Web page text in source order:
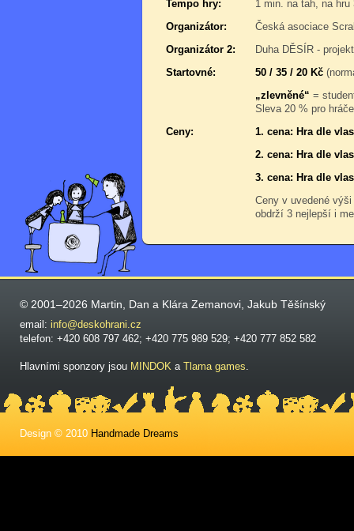
Tempo hry:
1 min. na tah, na
Organizátor:
Česká asociace
Organizátor 2:
Duha DĚSÍR -
Startovné:
50 / 35 / 20 Kč
„zlevněné“ =
Sleva 20 % pro
Ceny:
1. cena: Hra dle
2. cena: Hra dle
3. cena: Hra dle
Ceny v uvedené
obdrží 3 nejlepší i
© 2001–2026 Martin, Dan a Klára Zemanovi, Jakub Těšínský
email: info@deskohrani.cz
telefon: +420 608 797 462; +420 775 989 529; +420 777 852 582
Hlavními sponzory jsou MINDOK a Tlama games.
Design © 2010 Handmade Dreams